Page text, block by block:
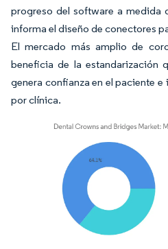
progreso del software a medida
informa el diseño de conectores
El mercado más amplio de
beneficia de la estandarización
genera confianza en el paciente
por clínica.